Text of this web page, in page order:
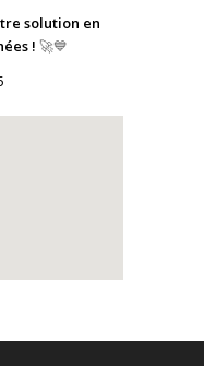
solution en
! 🚀💙